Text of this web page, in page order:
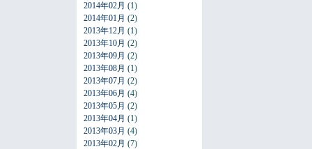
2014年02月 (1)
2014年01月 (2)
2013年12月 (1)
2013年10月 (2)
2013年09月 (2)
2013年08月 (1)
2013年07月 (2)
2013年06月 (4)
2013年05月 (2)
2013年04月 (1)
2013年03月 (4)
2013年02月 (7)